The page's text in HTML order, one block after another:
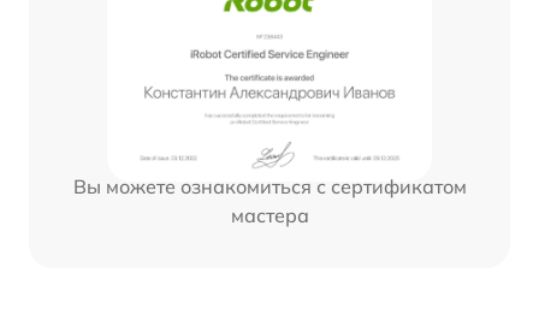
Вы можете ознакомиться с сертификатом
мастера